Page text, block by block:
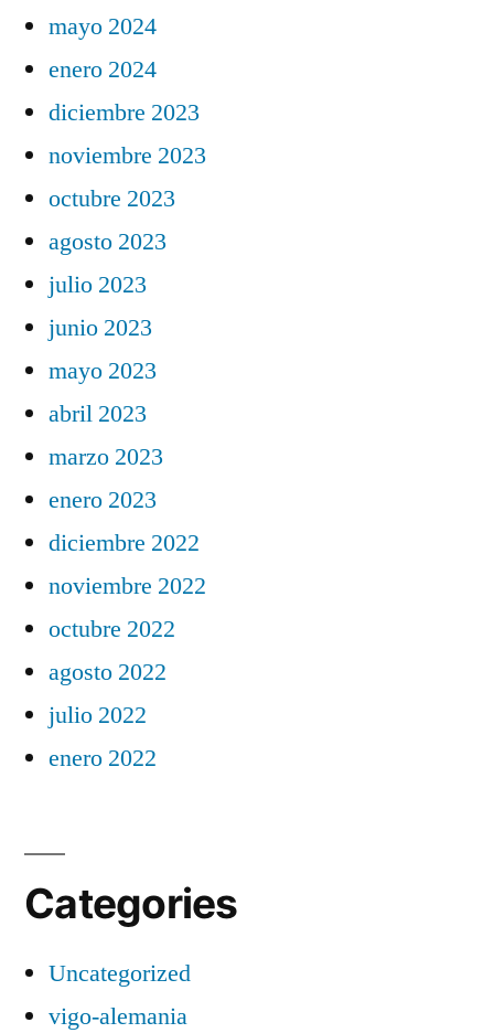
mayo 2024
enero 2024
diciembre 2023
noviembre 2023
octubre 2023
agosto 2023
julio 2023
junio 2023
mayo 2023
abril 2023
marzo 2023
enero 2023
diciembre 2022
noviembre 2022
octubre 2022
agosto 2022
julio 2022
enero 2022
Categories
Uncategorized
vigo-alemania